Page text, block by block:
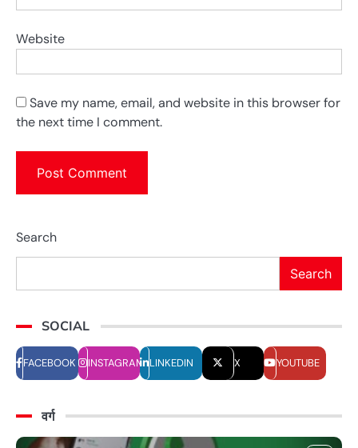
Website
Save my name, email, and website in this browser for
the next time I comment.
Search
Search
SOCIAL
FACEBOOK INSTAGRAM LINKEDIN X YOUTUBE
वर्ग